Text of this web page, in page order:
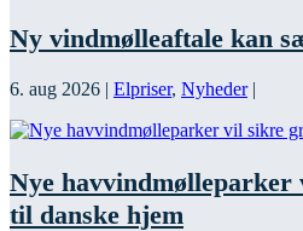
Ny vindmølleaftale kan
6. aug 2026 | Elpriser, Nyheder|
Nye
til danske hjem